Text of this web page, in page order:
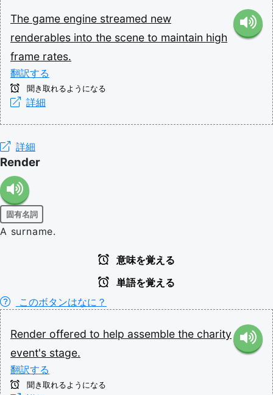
The game engine streamed new
renderables into the scene to maintain high
frame rates.
翻訳する
聞き取れるようになる
詳細
詳細
Render
固有名詞
A surname.
意味を覚える
単語を覚える
このボタンはなに？
Render offered to help assemble the charity
event's stage.
翻訳する
聞き取れるようになる